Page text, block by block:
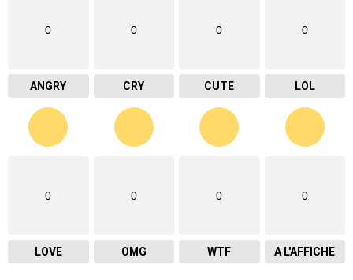
0
ANGRY
0
CRY
0
CUTE
0
LOL
0
LOVE
0
OMG
0
WTF
0
A L'AFFICHE